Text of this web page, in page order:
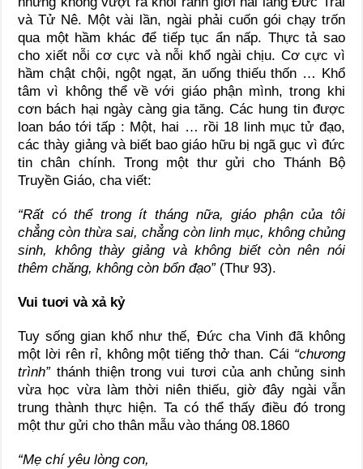
và Tử Nê. Một vài lần, ngài phải cuốn gói chạy trốn
qua một hầm khác để tiếp tục ẩn nấp. Thực tả sao
cho xiết nỗi cơ cực và nỗi khổ ngài chịu. Cơ cực vì
hầm chật chội, ngột ngạt, ăn uống thiếu thốn … Khổ
tâm vì không thể về với giáo phận mình, trong khi
cơn bách hại ngày càng gia tăng. Các hung tin được
loan báo tới tấp : Một, hai … rồi 18 linh mục tử đạo,
các thày giảng và biết bao giáo hữu bị ngã gục vì đức
tin chân chính. Trong một thư gửi cho Thánh Bộ
Truyền Giáo, cha viết:
“Rất có thể trong ít tháng nữa, giáo phận của tôi
chẳng còn thừa sai, chẳng còn linh mục, không chủng
sinh, không thày giảng và không biết còn nên nói
thêm chăng, không còn bổn đạo” (Thư 93).
Vui tuơi và xả kỷ
Tuy sống gian khổ như thế, Đức cha Vinh đã không
một lời rên rỉ, không một tiếng thở than. Cái “chương
trình”thánh thiện trong vui tươi của anh chủng sinh
vừa học vừa làm thời niên thiếu, giờ đây ngài vẫn
trung thành thực hiện. Ta có thể thấy điều đó trong
một thư gửi cho thân mẫu vào tháng 08.1860
“Mẹ chí yêu lòng con,